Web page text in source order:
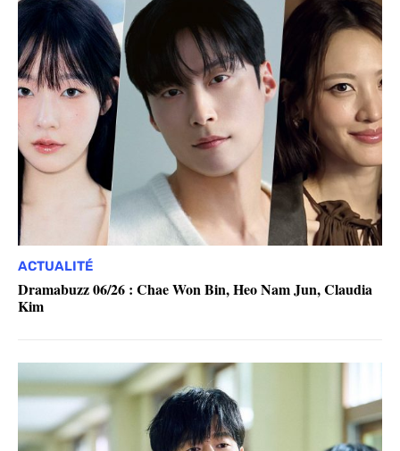
ACTUALITÉ
Dramabuzz 06/26 : Chae Won Bin, Heo Nam Jun, Claudia
Kim